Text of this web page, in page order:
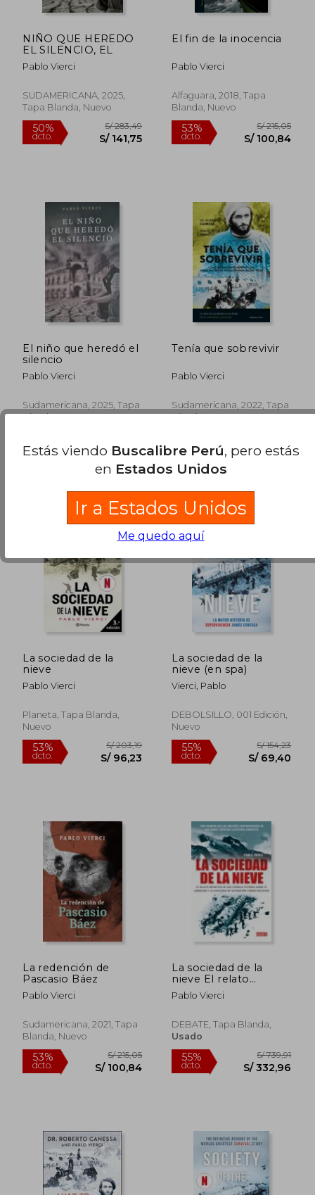
55%
NIÑO QUE HEREDO
EL SILENCIO, EL
Pablo Vierci
SUDAMERICANA, 2025,
Tapa Blanda, Nuevo
dcto. S/ 141,75
El fin de la inocencia
Pablo Vierci
Alfaguara, 2018, Tapa
Blanda, Nuevo
dcto. S/
El niño que heredó el
silencio
Pablo Vierci
Sudamericana, 2025, Tapa
Blanda, Nuevo
53%
dcto. S/ 100,84
Tenía que sobrevivir
Pablo Vierci
Sudamericana, 2022, Tapa
Blanda, Nuevo
54%
dcto. S/
La sociedad de la
nieve
Pablo Vierci
Planeta, Tapa Blanda,
Nuevo
La sociedad de la
nieve (en spa)
Vierci, Pablo
DEBOLSILLO, 001 Edición,
Nuevo
La redención de
Pascasio Báez
Pablo Vierci
Sudamericana, 2021, Tapa
Blanda, Nuevo
La sociedad de la
nieve El relato
definitivo de una
vivencia extrema d
Pablo Vierci
DEBATE, Tapa Blanda,
Usado
Estás viendo Buscalibre Perú, pero estás
en Estados Unidos
Ir a Estados Unidos
Me quedo aquí